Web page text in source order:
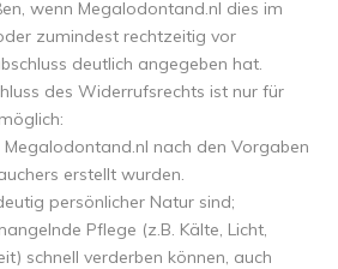
wenn Megalodontand.nl dies im
zumindest rechtzeitig vor
deutlich angegeben hat.
des Widerrufsrechts ist nur für
Megalodontand.nl nach den Vorgaben
erstellt wurden.
persönlicher Natur sind;
Pflege (z.B. Kälte, Licht,
schnell verderben können, auch